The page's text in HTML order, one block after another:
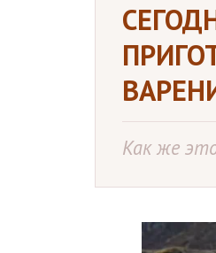
Как же